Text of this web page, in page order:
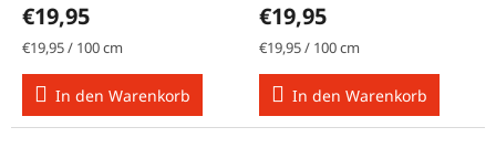
€19,95
Verkaufspreis:
€19,95 / 100 cm
In den Warenkorb
€19,95
Verkaufspreis:
€19,95 / 100 cm
In den Warenkorb